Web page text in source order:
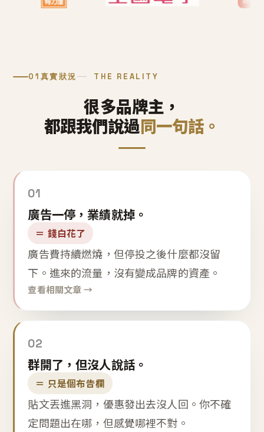
01 真實狀況 THE REALITY
很多品牌主，
都跟我們說過同一句話。
01
廣告一停，業績就掉。
＝ 錢白花了
廣告費持續燃燒，但停投之後什麼都沒留
下。進來的流量，沒有變成品牌的資產。
查看相關文章 →
02
群開了，但沒人說話。
＝ 只是個布告欄
貼文丟進黑洞，優惠發出去沒人回。你不確
定問題出在哪，但感覺哪裡不對。